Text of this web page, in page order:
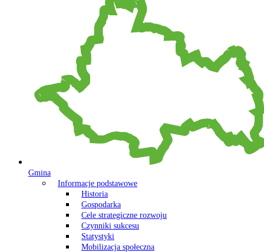
Gmina
Informacje podstawowe
Historia
Gospodarka
Cele strategiczne rozwoju
Czynniki sukcesu
Statystyki
Mobilizacja społeczna